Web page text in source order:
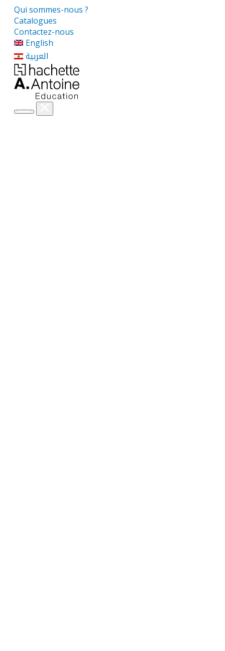
Qui sommes-nous ?
Catalogues
Contactez-nous
English
العربية